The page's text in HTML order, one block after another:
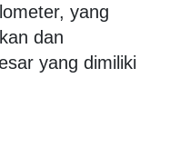
yang
dan
yang dimiliki